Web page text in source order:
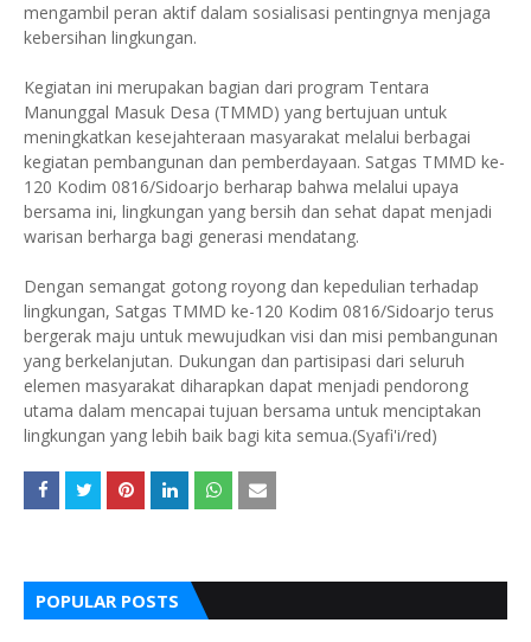
mengambil peran aktif dalam sosialisasi pentingnya menjaga
kebersihan lingkungan.
Kegiatan ini merupakan bagian dari program Tentara
Manunggal Masuk Desa (TMMD) yang bertujuan untuk
meningkatkan kesejahteraan masyarakat melalui berbagai
kegiatan pembangunan dan pemberdayaan. Satgas TMMD ke-
120 Kodim 0816/Sidoarjo berharap bahwa melalui upaya
bersama ini, lingkungan yang bersih dan sehat dapat menjadi
warisan berharga bagi generasi mendatang.
Dengan semangat gotong royong dan kepedulian terhadap
lingkungan, Satgas TMMD ke-120 Kodim 0816/Sidoarjo terus
bergerak maju untuk mewujudkan visi dan misi pembangunan
yang berkelanjutan. Dukungan dan partisipasi dari seluruh
elemen masyarakat diharapkan dapat menjadi pendorong
utama dalam mencapai tujuan bersama untuk menciptakan
lingkungan yang lebih baik bagi kita semua.(Syafi'i/red)
POPULAR POSTS